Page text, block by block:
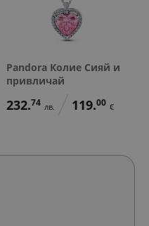
Pandora Колие Сияй и
привличай
232.74 лв. 119.00 €